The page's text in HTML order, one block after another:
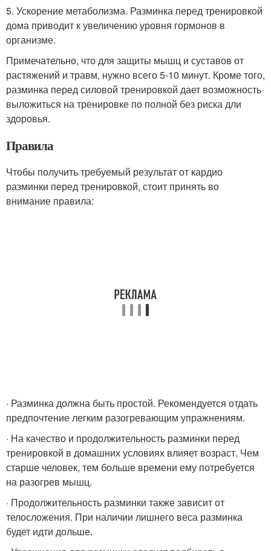
5. Ускорение метаболизма. Разминка перед тренировкой
дома приводит к увеличению уровня гормонов в
организме.
Примечательно, что для защиты мышц и суставов от
растяжений и травм, нужно всего 5-10 минут. Кроме того,
разминка перед силовой тренировкой дает возможность
выложиться на тренировке по полной без риска дли
здоровья.
Правила
Чтобы получить требуемый результат от кардио
разминки перед тренировкой, стоит принять во
внимание правила:
· Разминка должна быть простой. Рекомендуется отдать
предпочтение легким разогревающим упражнениям.
· На качество и продолжительность разминки перед
тренировкой в домашних условиях влияет возраст. Чем
старше человек, тем больше времени ему потребуется
на разогрев мышц.
· Продолжительность разминки также зависит от
телосложения. При наличии лишнего веса разминка
будет идти дольше.